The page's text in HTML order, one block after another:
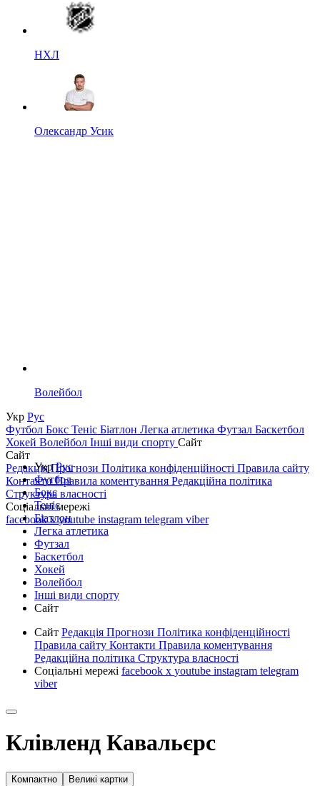
НХЛ
Олександр Усик
Волейбол
Укр Рус
Футбол Бокс Теніс Біатлон Легка атлетика Футзал Баскетбол
Хокей Волейбол Інші види спорту Сайт
Сайт
РедакціяПрогнози Політика конфіденційності Правила сайту
КонтактиПравила коментування Редакційна політика
Структура власності
Соціальні мережі
facebookxyoutube instagram telegram viber
УкрРус
Футбол
Бокс
Теніс
Біатлон
Легка атлетика
Футзал
Баскетбол
Хокей
Волейбол
Інші види спорту
Сайт
Сайт Редакція Прогнози Політика конфіденційності
Правила сайту Контакти Правила коментування
Редакційна політика Структура власності
Соціальні мережі facebook x youtube instagram telegram
viber
Клівленд Кавальєрс
Компактно Великі картки